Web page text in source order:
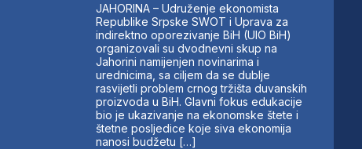
JAHORINA – Udruženje ekonomista
Republike Srpske SWOT i Uprava za
indirektno oporezivanje BiH (UIO BiH)
organizovali su dvodnevni skup na
Jahorini namijenjen novinarima i
urednicima, sa ciljem da se dublje
rasvijetli problem crnog tržišta duvanskih
proizvoda u BiH. Glavni fokus edukacije
bio je ukazivanje na ekonomske štete i
štetne posljedice koje siva ekonomija
nanosi budžetu […]